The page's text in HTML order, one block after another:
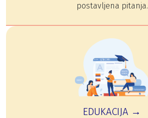
postavljena pitanja.
EDUKACIJA →